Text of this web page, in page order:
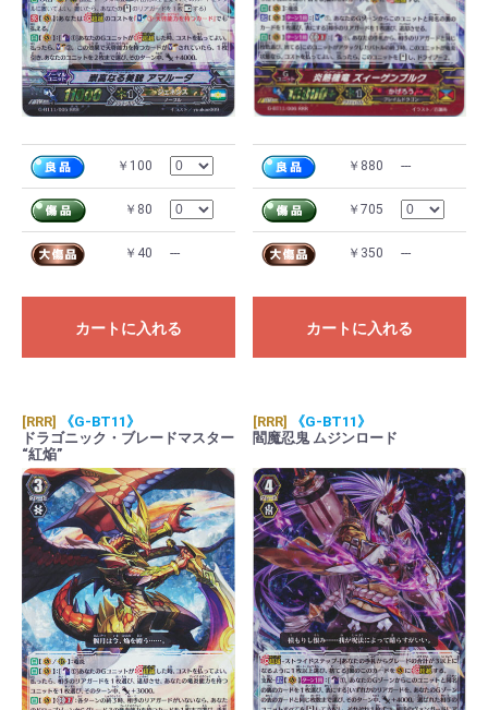
￥100
￥80
￥40 ---
カートに入れる
￥880 ---
￥705
￥350 ---
カートに入れる
[RRR]
《G-BT11》
ドラゴニック・ブレードマスター
“紅焔”
[RRR]
《G-BT11》
閻魔忍鬼 ムジンロード